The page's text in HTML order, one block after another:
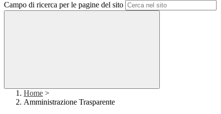
Campo di ricerca per le pagine del sito
Home >
Amministrazione Trasparente